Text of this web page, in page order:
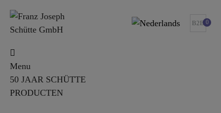
B2B 0
Menu
50 JAAR SCHÜTTE
PRODUCTEN